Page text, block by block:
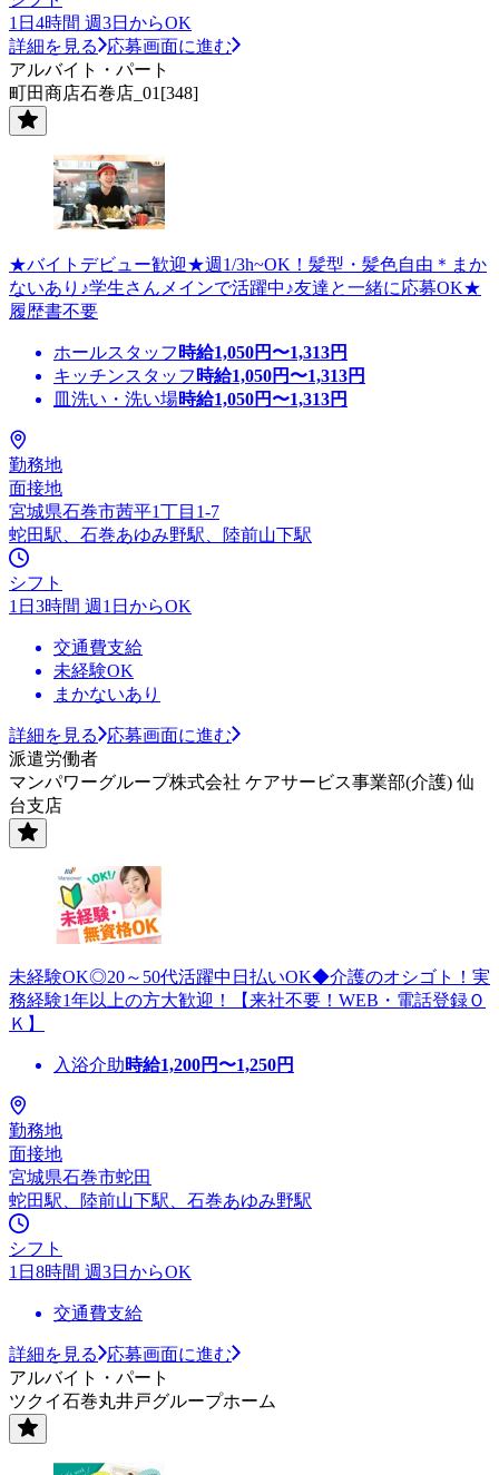
1日4時間 週3日からOK
詳細を見る
応募画面に進む
アルバイト・パート
町田商店石巻店_01[348]
★バイトデビュー歓迎★週1/3h~OK！髪型・髪色自由＊まか
ないあり♪学生さんメインで活躍中♪友達と一緒に応募OK★
履歴書不要
ホールスタッフ 時給1,050円〜1,313円
キッチンスタッフ 時給1,050円〜1,313円
皿洗い・洗い場時給1,050円〜1,313円
勤務地
面接地
宮城県石巻市茜平1丁目1‐7
蛇田駅、石巻あゆみ野駅、陸前山下駅
シフト
1日3時間 週1日からOK
交通費支給
未経験OK
まかないあり
詳細を見る
応募画面に進む
派遣労働者
マンパワーグループ株式会社 ケアサービス事業部(介護) 仙
台支店
未経験OK◎20～50代活躍中日払いOK◆介護のオシゴト！実
務経験1年以上の方大歓迎！【来社不要！WEB・電話登録Ｏ
Ｋ】
入浴介助時給1,200円〜1,250円
勤務地
面接地
宮城県石巻市蛇田
蛇田駅、陸前山下駅、石巻あゆみ野駅
シフト
1日8時間 週3日からOK
交通費支給
詳細を見る
応募画面に進む
アルバイト・パート
ツクイ石巻丸井戸グループホーム